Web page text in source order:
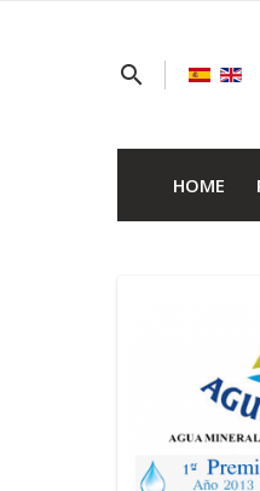
search
HOME